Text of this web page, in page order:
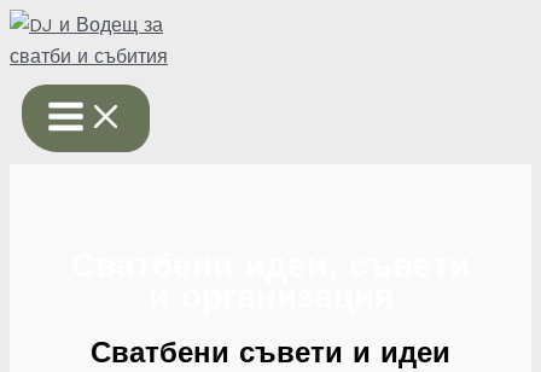
Skip
to
content
Сватбени съвети и идеи